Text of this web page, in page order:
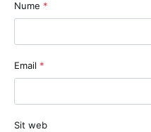
Nume *
Email *
Sit web